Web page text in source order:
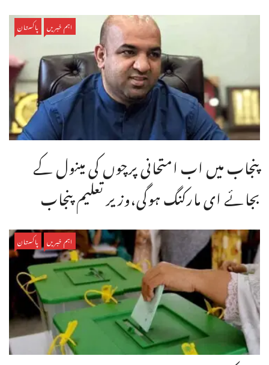
اہم خبریں پاکستان
پنجاب میں اب امتحانی پرچوں کی مینول کے
بجائے ای مارکنگ ہوگی،وزیر تعلیم پنجاب
اہم خبریں پاکستان